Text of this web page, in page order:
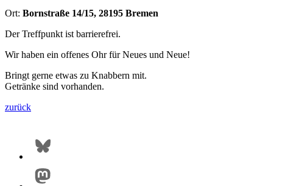
Ort: Bornstraße 14/15, 28195 Bremen
Der Treffpunkt ist barrierefrei.
Wir haben ein offenes Ohr für Neues und Neue!
Bringt gerne etwas zu Knabbern mit.
Getränke sind vorhanden.
zurück